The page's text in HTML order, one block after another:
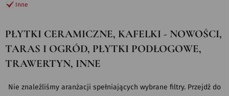
Inne
PŁYTKI CERAMICZNE, KAFELKI - NOWOŚCI,
TARAS I OGRÓD, PŁYTKI PODŁOGOWE,
TRAWERTYN, INNE
Nie znaleźliśmy aranżacji spełniających wybrane filtry. Przejdź do